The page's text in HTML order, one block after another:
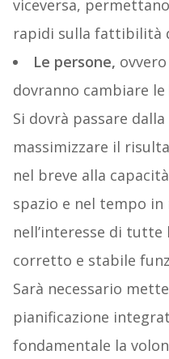
viceversa,
rapidi sulla fattibilità
Le persone,
dovranno cambiare
Si dovrà passare
massimizzare il
nel breve alla
spazio e nel tempo
nell’interesse di tutte
corretto e stabile
Sarà necessario
pianificazione
fondamentale la